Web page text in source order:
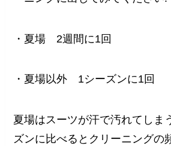
・夏場 2週間に1回
・夏場以外 1シーズンに1回
夏場はスーツが汗で汚れてしま
ズンに比べるとクリーニングの